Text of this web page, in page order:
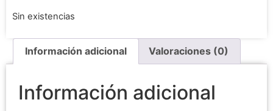
Sin existencias
Información adicional Valoraciones (0)
Información adicional